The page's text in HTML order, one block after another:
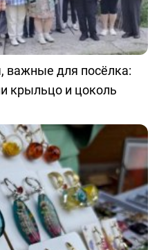
важные для посёлка:
крыльцо и цоколь